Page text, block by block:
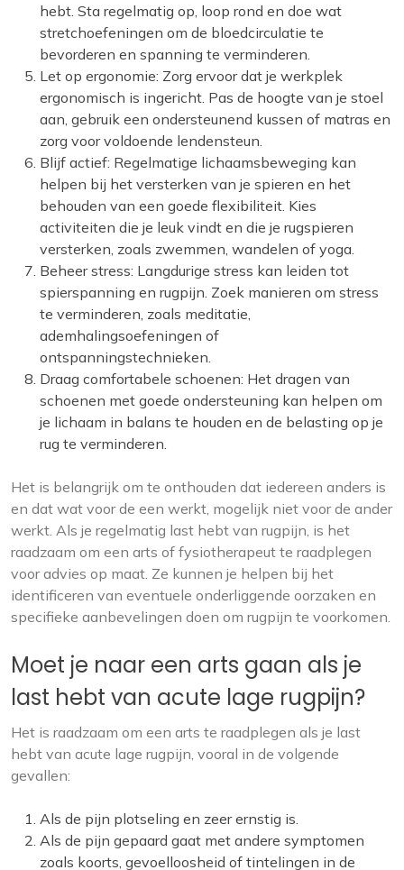
hebt. Sta regelmatig op, loop rond en doe wat
stretchoefeningen om de bloedcirculatie te
bevorderen en spanning te verminderen.
Let op ergonomie: Zorg ervoor dat je werkplek
ergonomisch is ingericht. Pas de hoogte van je stoel
aan, gebruik een ondersteunend kussen of matras en
zorg voor voldoende lendensteun.
Blijf actief: Regelmatige lichaamsbeweging kan
helpen bij het versterken van je spieren en het
behouden van een goede flexibiliteit. Kies
activiteiten die je leuk vindt en die je rugspieren
versterken, zoals zwemmen, wandelen of yoga.
Beheer stress: Langdurige stress kan leiden tot
spierspanning en rugpijn. Zoek manieren om stress
te verminderen, zoals meditatie,
ademhalingsoefeningen of
ontspanningstechnieken.
Draag comfortabele schoenen: Het dragen van
schoenen met goede ondersteuning kan helpen om
je lichaam in balans te houden en de belasting op je
rug te verminderen.
Het is belangrijk om te onthouden dat iedereen anders is
en dat wat voor de een werkt, mogelijk niet voor de ander
werkt. Als je regelmatig last hebt van rugpijn, is het
raadzaam om een arts of fysiotherapeut te raadplegen
voor advies op maat. Ze kunnen je helpen bij het
identificeren van eventuele onderliggende oorzaken en
specifieke aanbevelingen doen om rugpijn te voorkomen.
Moet je naar een arts gaan als je
last hebt van acute lage rugpijn?
Het is raadzaam om een arts te raadplegen als je last
hebt van acute lage rugpijn, vooral in de volgende
gevallen:
Als de pijn plotseling en zeer ernstig is.
Als de pijn gepaard gaat met andere symptomen
zoals koorts, gevoelloosheid of tintelingen in de